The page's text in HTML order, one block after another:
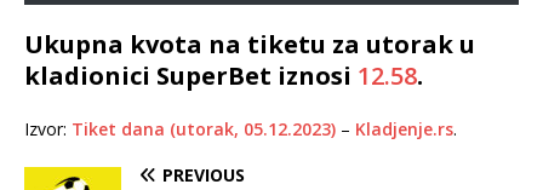
Ukupna kvota na tiketu za utorak u
kladionici SuperBet iznosi 12.58.
Izvor: Tiket dana (utorak, 05.12.2023) – Kladjenje.rs.
PREVIOUS